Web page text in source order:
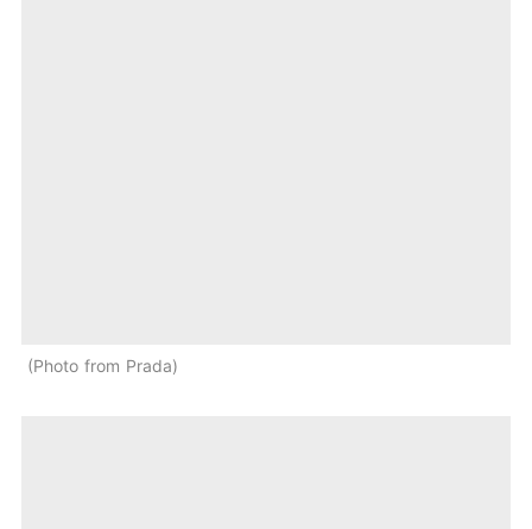
Photo from Prada